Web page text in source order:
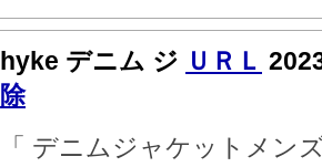
hyke デニム ジ ＵＲＬ
除
「 デニムジャケットメン